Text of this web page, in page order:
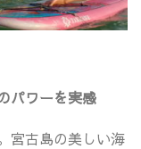
パワーを実感
宮古島の美しい海